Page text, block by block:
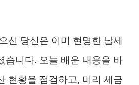
신 당신은 이미 현명한 납세
습니다. 오늘 배운 내용을 바
현황을 점검하고, 미리 세금